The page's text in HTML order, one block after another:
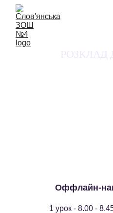
РОЗКЛАД
1 урок - 8.00 -
Оффлайн-